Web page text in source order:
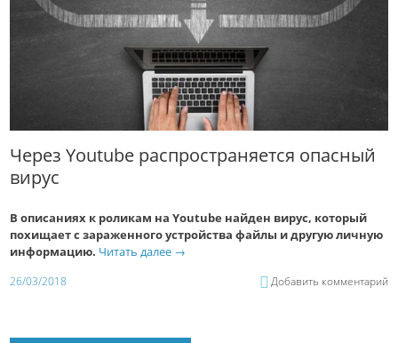
Через Youtube распространяется опасный
вирус
В описаниях к роликам на Youtube найден вирус, который
похищает с зараженного устройства файлы и другую личную
информацию. Читать далее →
26/03/2018 Добавить комментарий